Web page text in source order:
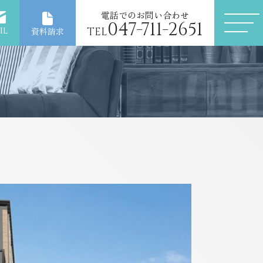
資料請求
電話でのお問い合わせ
TEL047-711-2651